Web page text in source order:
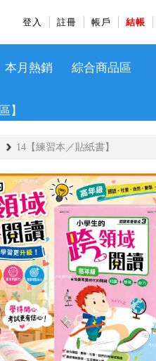
登入 註冊 帳戶 結帳
本月熱銷 綜合商品區
】
14【練習本／貼紙書】